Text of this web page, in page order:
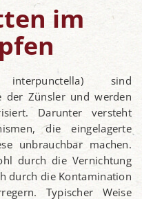
im
sind
der Zünsler und werden
Darunter versteht
die eingelagerte
unbrauchbar machen.
durch die Vernichtung
durch die Kontamination
Typischer Weise